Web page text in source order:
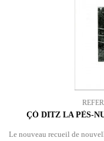
ÇÒ DITZ LA PÈS-
Le nouveau recueil de